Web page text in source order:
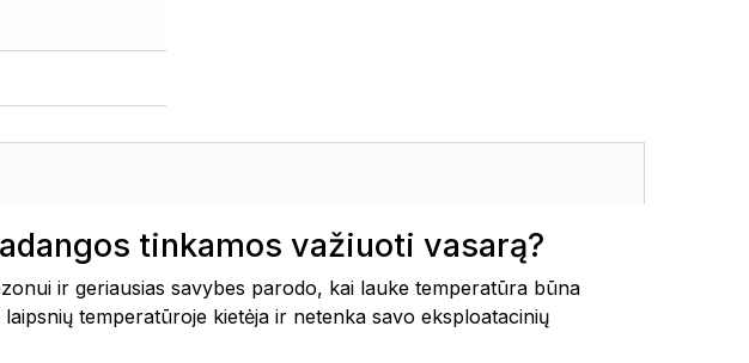
tinkamos važiuoti vasarą?
ir geriausias savybes parodo, kai lauke temperatūra būna
temperatūroje kietėja ir netenka savo eksploatacinių